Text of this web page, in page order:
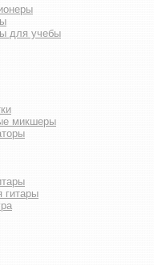
для учебы
микшеры
гитары